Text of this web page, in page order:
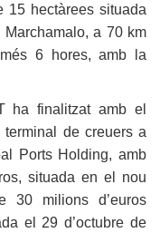
15 hectàrees situada
a 70 km
6 hores, amb la
ha finalitzat amb el
terminal de creuers a
Ports Holding, amb
situada en el nou
30 milions d’euros
el 29 d’octubre de